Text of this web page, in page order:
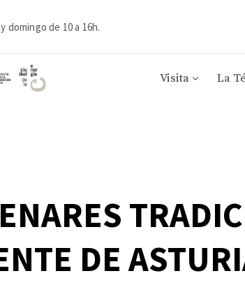
domingo de 10 a 16h.
Visita La
DE